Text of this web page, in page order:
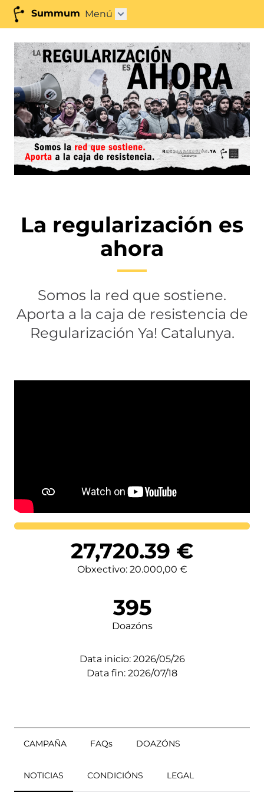
Summum Menú Abrir submenú"
La regularización es
ahora
Somos la red que sostiene.
Aporta a la caja de resistencia de
Regularización Ya! Catalunya.
Lortutakoa
27,720.39 €
Obxectivo: 20.000,00 €
395
Doazóns
Data inicio: 2026/05/26
Data fin: 2026/07/18
CAMPAÑA FAQs DOAZÓNS
NOTICIAS CONDICIÓNS LEGAL